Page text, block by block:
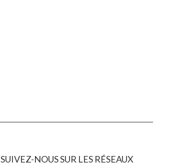
SUIVEZ-NOUS SUR LES RÉSEAUX